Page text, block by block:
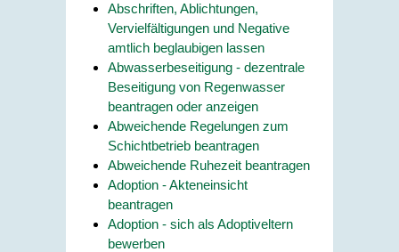
Abschriften, Ablichtungen,
Vervielfältigungen und Negative
amtlich beglaubigen lassen
Abwasserbeseitigung - dezentrale
Beseitigung von Regenwasser
beantragen oder anzeigen
Abweichende Regelungen zum
Schichtbetrieb beantragen
Abweichende Ruhezeit beantragen
Adoption - Akteneinsicht
beantragen
Adoption - sich als Adoptiveltern
bewerben